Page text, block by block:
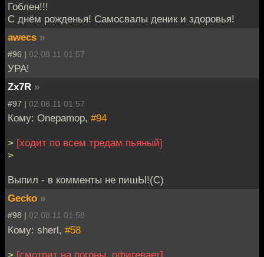
Гоблен!!!
С днём рожденья! Самосвалы деник и здоровья!
awecs »
#96 | 02.08.11 01:57
УРА!
Zx7R »
#97 | 02.08.11 01:57
Кому: Onepamop, #94
> [ходит по всем тредам пьяный]
>
Выпил - в комменты не пишЫ!(С)
Gecko »
#98 | 02.08.11 01:58
Кому: sherl, #58
> [смотрит на погоны, офигевает]